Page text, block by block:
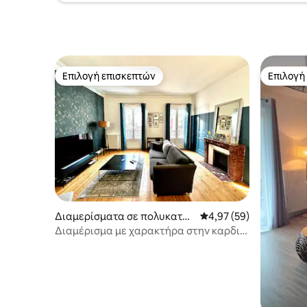
Επιλογή επισκεπτών
Επιλογή επισκεπτών
Διαμερίσματα σε πολυκατοι
κία
Μέση βαθμολογία:
4,97 (59)
Διαμέρισμα με χαρακτήρα στην καρδιά